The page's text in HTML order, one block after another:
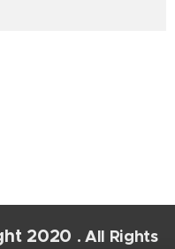
2020 . All Rights